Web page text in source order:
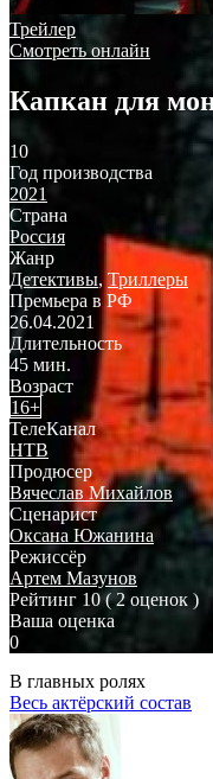
Трейлер
Смотреть онлайн
Капкан для
10
Год производства
2021
Страна
Россия
Жанр
Детективы, Триллеры
Премьера в РФ
26.04.2021
Длительность
45 мин.
Возраст
16+
ТелеКанал
НТВ
Продюсер
Вячеслав Михайлов
Сценарист
Оксана Южанина
Режиссёр
Артем Мазунов
Рейтинг 10 ( 2 оценок )
Ваша оценка
0
В главных ролях
Весь актёрский состав